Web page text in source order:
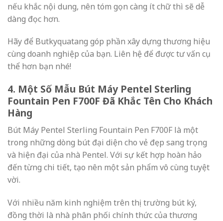
nếu khắc nội dung, nên tóm gọn càng ít chữ thì sẽ dễ
dàng đọc hơn.
Hãy để Butkyquatang góp phần xây dựng thương hiệu
cùng doanh nghiệp của bạn. Liên hệ để được tư vấn cụ
thể hơn bạn nhé!
4. Một Số Mẫu Bút Máy Pentel Sterling
Fountain Pen F700F Đã Khắc Tên Cho Khách
Hàng
Bút Máy Pentel Sterling Fountain Pen F700F là một
trong những dòng bút đại diện cho vẻ đẹp sang trọng
và hiện đại của nhà Pentel. Với sự kết hợp hoàn hảo
đến từng chi tiết, tạo nên một sản phẩm vô cùng tuyệt
vời.
Với nhiều năm kinh nghiệm trên thị trường bút ký,
đồng thời là nhà phân phối chính thức của thương